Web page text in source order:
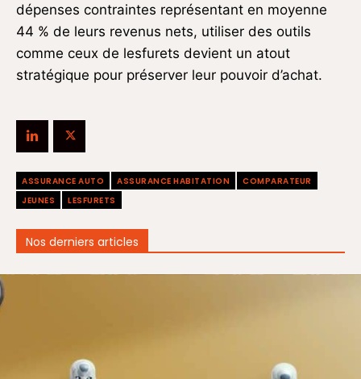
dépenses contraintes représentant en moyenne
44 % de leurs revenus nets, utiliser des outils
comme ceux de lesfurets devient un atout
stratégique pour préserver leur pouvoir d’achat.
ASSURANCE AUTO ASSURANCE HABITATION
COMPARATEUR
JEUNES
LESFURETS
Nos derniers articles